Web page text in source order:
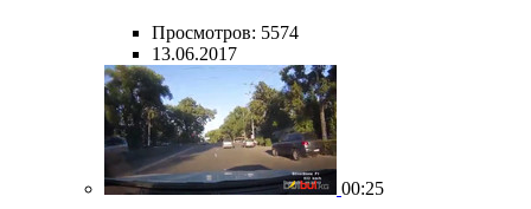
Просмотров: 5574
13.06.2017
00:25